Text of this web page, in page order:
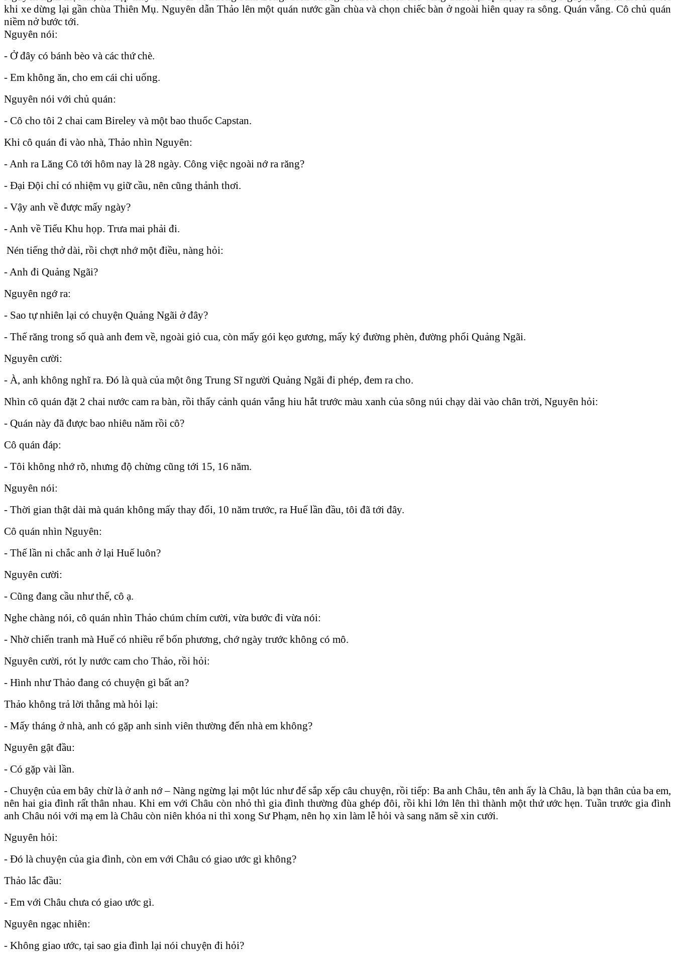
khi xe dừng lại gần chùa Thiên Mụ. Nguyên dẫn Thảo lên một quán nước gần chùa và chọn chiếc bàn ở ngoài hiên quay ra sông. Quán vắng. Cô chủ quán
niềm nở bước tới.
Nguyên nói:
- Ở đây có bánh bèo và các thứ chè.
- Em không ăn, cho em cái chi uống.
Nguyên nói với chủ quán:
- Cô cho tôi 2 chai cam Bireley và một bao thuốc Capstan.
Khi cô quán đi vào nhà, Thảo nhìn Nguyên:
- Anh ra Lăng Cô tới hôm nay là 28 ngày. Công việc ngoài nớ ra răng?
- Đại Đội chỉ có nhiệm vụ giữ cầu, nên cũng thảnh thơi.
- Vậy anh về được mấy ngày?
- Anh về Tiểu Khu họp. Trưa mai phải đi.
Nén tiếng thở dài, rồi chợt nhớ một điều, nàng hỏi:
- Anh đi Quảng Ngãi?
Nguyên ngớ ra:
- Sao tự nhiên lại có chuyện Quảng Ngãi ở đây?
- Thế răng trong số quà anh đem về, ngoài giỏ cua, còn mấy gói kẹo gương, mấy ký đường phèn, đường phổi Quảng Ngãi.
Nguyên cười:
- À, anh không nghĩ ra. Đó là quà của một ông Trung Sĩ người Quảng Ngãi đi phép, đem ra cho.
Nhìn cô quán đặt 2 chai nước cam ra bàn, rồi thấy cảnh quán vắng hiu hắt trước màu xanh của sông núi chạy dài vào chân trời, Nguyên hỏi:
- Quán này đã được bao nhiêu năm rồi cô?
Cô quán đáp:
- Tôi không nhớ rõ, nhưng độ chừng cũng tới 15, 16 năm.
Nguyên nói:
- Thời gian thật dài mà quán không mấy thay đổi, 10 năm trước, ra Huế lần đầu, tôi đã tới đây.
Cô quán nhìn Nguyên:
- Thế lần ni chắc anh ở lại Huế luôn?
Nguyên cười:
- Cũng đang cầu như thế, cô ạ.
Nghe chàng nói, cô quán nhìn Thảo chúm chím cười, vừa bước đi vừa nói:
- Nhờ chiến tranh mà Huế có nhiều rể bốn phương, chớ ngày trước không có mô.
Nguyên cười, rót ly nước cam cho Thảo, rồi hỏi:
- Hình như Thảo đang có chuyện gì bất an?
Thảo không trả lời thẳng mà hỏi lại:
- Mấy tháng ở nhà, anh có gặp anh sinh viên thường đến nhà em không?
Nguyên gật đầu:
- Có gặp vài lần.
- Chuyện của em bây chừ là ở anh nớ – Nàng ngừng lại một lúc như để sắp xếp câu chuyện, rồi tiếp: Ba anh Châu, tên anh ấy là Châu, là bạn thân của ba em,
nên hai gia đình rất thân nhau. Khi em với Châu còn nhỏ thì gia đình thường đùa ghép đôi, rồi khi lớn lên thì thành một thứ ước hẹn. Tuần trước gia đình
anh Châu nói với mạ em là Châu còn niên khóa ni thì xong Sư Phạm, nên họ xin làm lễ hỏi và sang năm sẽ xin cưới.
Nguyên hỏi:
- Đó là chuyện của gia đình, còn em với Châu có giao ước gì không?
Thảo lắc đầu:
- Em với Châu chưa có giao ước gì.
Nguyên ngạc nhiên:
- Không giao ước, tại sao gia đình lại nói chuyện đi hỏi?